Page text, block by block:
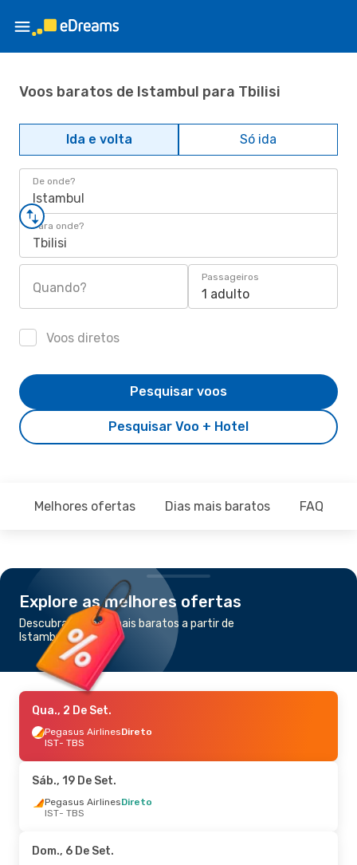
Voos baratos de Istambul para Tbilisi
Ida e volta Só ida
De onde?
Istambul
Para onde?
Tbilisi
Quando?
Passageiros
1 adulto
Voos diretos
Pesquisar Voo + Hotel
Pesquisar voos
Melhores ofertas Dias mais baratos FAQ
Explore as melhores ofertas
Descubra os voos mais baratos a partir de
Istambul para Tbilisi
Qua., 2 De Set.
Pegasus AirlinesDireto
IST- TBS
Sáb., 19 De Set.
Pegasus AirlinesDireto
IST- TBS
Dom., 6 De Set.